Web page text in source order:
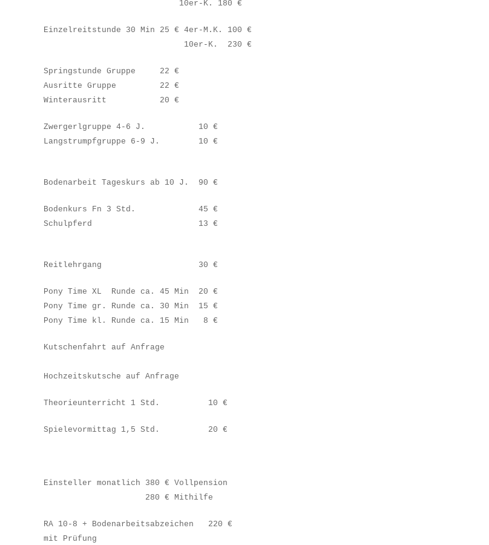
10er-K. 180 €
Einzelreitstunde 30 Min 25 € 4er-M.K. 100 €
10er-K. 230 €
Springstunde Gruppe 22 €
Ausritte Gruppe 22 €
Winterausritt 20 €
Zwergerlgruppe 4-6 J. 10 €
Langstrumpfgruppe 6-9 J. 10 €
Bodenarbeit Tageskurs ab 10 J. 90 €
Bodenkurs Fn 3 Std. 45 €
Schulpferd 13 €
Reitlehrgang 30 €
Pony Time XL Runde ca. 45 Min 20 €
Pony Time gr. Runde ca. 30 Min 15 €
Pony Time kl. Runde ca. 15 Min 8 €
Kutschenfahrt auf Anfrage
Hochzeitskutsche auf Anfrage
Theorieunterricht 1 Std. 10 €
Spielevormittag 1,5 Std. 20 €
Einsteller monatlich 380 € Vollpension
280 € Mithilfe
RA 10-8 + Bodenarbeitsabzeichen 220 €
mit Prüfung